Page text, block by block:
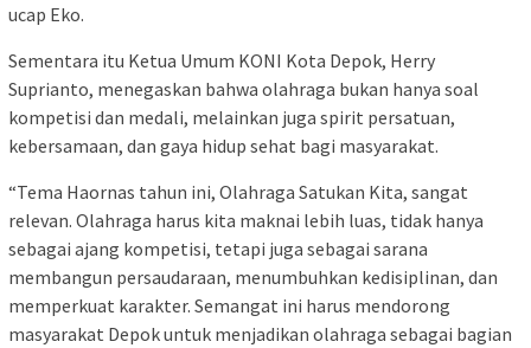
ucap Eko.
Sementara itu Ketua Umum KONI Kota Depok, Herry
Suprianto, menegaskan bahwa olahraga bukan hanya soal
kompetisi dan medali, melainkan juga spirit persatuan,
kebersamaan, dan gaya hidup sehat bagi masyarakat.
“Tema Haornas tahun ini, Olahraga Satukan Kita, sangat
relevan. Olahraga harus kita maknai lebih luas, tidak hanya
sebagai ajang kompetisi, tetapi juga sebagai sarana
membangun persaudaraan, menumbuhkan kedisiplinan, dan
memperkuat karakter. Semangat ini harus mendorong
masyarakat Depok untuk menjadikan olahraga sebagai bagian